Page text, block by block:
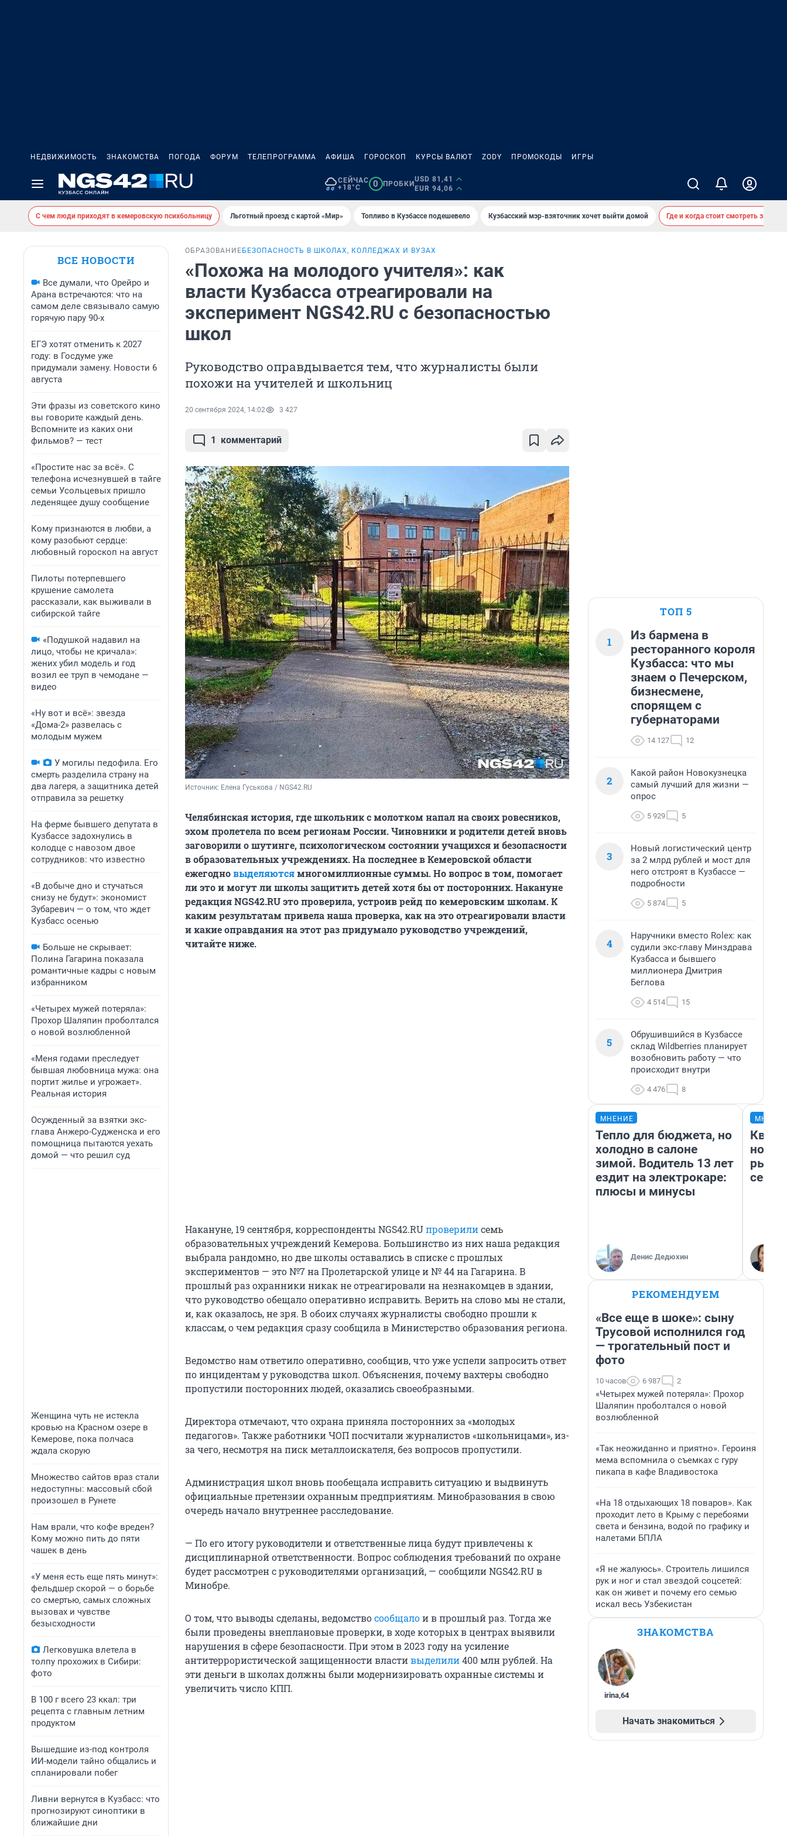
НЕДВИЖИМОСТЬ ЗНАКОМСТВА ПОГОДА ФОРУМ ТЕЛЕПРОГРАММА АФИША ГОРОСКОП КУРСЫ ВАЛЮТ ZODY ПРОМОКОДЫ ИГРЫ
СЕЙЧАС
+18°C
0 ПРОБКИ
USD 81,41
EUR 94,06
С чем люди приходят в кемеровскую психбольницу Льготный проезд с картой «Мир» Топливо в Кузбассе подешевело Кузбасский мэр-взяточник хочет выйти домой Где и когда стоит смотреть
ВСЕ НОВОСТИ
Все думали, что Орейро и
Арана встречаются: что на
самом деле связывало самую
горячую пару 90-х
ЕГЭ хотят отменить к 2027
году: в Госдуме уже
придумали замену. Новости 6
августа
Эти фразы из советского кино
вы говорите каждый день.
Вспомните из каких они
фильмов? — тест
«Простите нас за всё». С
телефона исчезнувшей в тайге
семьи Усольцевых пришло
леденящее душу сообщение
Кому признаются в любви, а
кому разобьют сердце:
любовный гороскоп на август
Пилоты потерпевшего
крушение самолета
рассказали, как выживали в
сибирской тайге
«Подушкой надавил на
лицо, чтобы не кричала»:
жених убил модель и год
возил ее труп в чемодане —
видео
«Ну вот и всё»: звезда
«Дома-2» развелась с
молодым мужем
У могилы педофила. Его
смерть разделила страну на
два лагеря, а защитника детей
отправила за решетку
На ферме бывшего депутата в
Кузбассе задохнулись в
колодце с навозом двое
сотрудников: что известно
«В добыче дно и стучаться
снизу не будут»: экономист
Зубаревич — о том, что ждет
Кузбасс осенью
Больше не скрывает:
Полина Гагарина показала
романтичные кадры с новым
избранником
«Четырех мужей потеряла»:
Прохор Шаляпин проболтался
о новой возлюбленной
«Меня годами преследует
бывшая любовница мужа: она
портит жилье и угрожает».
Реальная история
Осужденный за взятки экс-
глава Анжеро-Судженска и его
помощница пытаются уехать
домой — что решил суд
Женщина чуть не истекла
кровью на Красном озере в
Кемерове, пока полчаса
ждала скорую
Множество сайтов враз стали
недоступны: массовый сбой
произошел в Рунете
Нам врали, что кофе вреден?
Кому можно пить до пяти
чашек в день
«У меня есть еще пять минут»:
фельдшер скорой — о борьбе
со смертью, самых сложных
вызовах и чувстве
безысходности
Легковушка влетела в
толпу прохожих в Сибири:
фото
В 100 г всего 23 ккал: три
рецепта с главным летним
продуктом
Вышедшие из-под контроля
ИИ-модели тайно общались и
спланировали побег
Ливни вернутся в Кузбасс: что
прогнозируют синоптики в
ближайшие дни
ОБРАЗОВАНИЕ БЕЗОПАСНОСТЬ В ШКОЛАХ, КОЛЛЕДЖАХ И ВУЗАХ
«Похожа на молодого учителя»: как
власти Кузбасса отреагировали на
эксперимент NGS42.RU с безопасностью
школ
Руководство оправдывается тем, что журналисты были
похожи на учителей и школьниц
20 сентября 2024, 14:02 3 427
1 комментарий
Источник: Елена Гуськова / NGS42.RU
Челябинская история, где школьник с молотком напал на своих ровесников,
эхом пролетела по всем регионам России. Чиновники и родители детей вновь
заговорили о шутинге, психологическом состоянии учащихся и безопасности
в образовательных учреждениях. На последнее в Кемеровской области
ежегодновыделяютсямногомиллионные суммы. Но вопрос в том, помогает
ли это и могут ли школы защитить детей хотя бы от посторонних. Накануне
редакция NGS42.RU это проверила, устроив рейд по кемеровским школам. К
каким результатам привела наша проверка, как на это отреагировали власти
и какие оправдания на этот раз придумало руководство учреждений,
читайте ниже.
Накануне, 19 сентября, корреспонденты NGS42.RUпроверилисемь
образовательных учреждений Кемерова. Большинство из них наша редакция
выбрала рандомно, но две школы оставались в списке с прошлых
экспериментов — это №7 на Пролетарской улице и № 44 на Гагарина. В
прошлый раз охранники никак не отреагировали на незнакомцев в здании,
что руководство обещало оперативно исправить. Верить на слово мы не стали,
и, как оказалось, не зря. В обоих случаях журналисты свободно прошли к
классам, о чем редакция сразу сообщила в Министерство образования региона.
Ведомство нам ответило оперативно, сообщив, что уже успели запросить ответ
по инцидентам у руководства школ. Объяснения, почему вахтеры свободно
пропустили посторонних людей, оказались своеобразными.
Директора отмечают, что охрана приняла посторонних за «молодых
педагогов». Также работники ЧОП посчитали журналистов «школьницами», из-
за чего, несмотря на писк металлоискателя, без вопросов пропустили.
Администрация школ вновь пообещала исправить ситуацию и выдвинуть
официальные претензии охранным предприятиям. Минобразования в свою
очередь начало внутреннее расследование.
— По его итогу руководители и ответственные лица будут привлечены к
дисциплинарной ответственности. Вопрос соблюдения требований по охране
будет рассмотрен с руководителями организаций, — сообщили NGS42.RU в
Минобре.
О том, что выводы сделаны, ведомствосообщалои в прошлый раз. Тогда же
были проведены внеплановые проверки, в ходе которых в центрах выявили
нарушения в сфере безопасности. При этом в 2023 году на усиление
антитеррористической защищенности властивыделили400 млн рублей. На
эти деньги в школах должны были модернизировать охранные системы и
увеличить число КПП.
ТОП 5
1
Из бармена в
ресторанного короля
Кузбасса: что мы
знаем о Печерском,
бизнесмене,
спорящем с
губернаторами
14 127 12
2
Какой район Новокузнецка
самый лучший для жизни —
опрос
5 929 5
3
Новый логистический центр
за 2 млрд рублей и мост для
него отстроят в Кузбассе —
подробности
5 874 5
4
Наручники вместо Rolex: как
судили экс-главу Минздрава
Кузбасса и бывшего
миллионера Дмитрия
Беглова
4 514 15
5
Обрушившийся в Кузбассе
склад Wildberries планирует
возобновить работу — что
происходит внутри
4 476 8
МНЕНИЕ
Тепло для бюджета, но
холодно в салоне
зимой. Водитель 13 лет
ездит на электрокаре:
плюсы и минусы
Денис Дедюхин
но
РЕКОМЕНДУЕМ
«Все еще в шоке»: сыну
Трусовой исполнился год
— трогательный пост и
фото
10 часов 6 987 2
«Четырех мужей потеряла»: Прохор
Шаляпин проболтался о новой
возлюбленной
«Так неожиданно и приятно». Героиня
мема вспомнила о съемках с гуру
пикапа в кафе Владивостока
«На 18 отдыхающих 18 поваров». Как
проходит лето в Крыму с перебоями
света и бензина, водой по графику и
налетами БПЛА
«Я не жалуюсь». Строитель лишился
рук и ног и стал звездой соцсетей:
как он живет и почему его семью
искал весь Узбекистан
ЗНАКОМСТВА
irina,64
Начать знакомиться